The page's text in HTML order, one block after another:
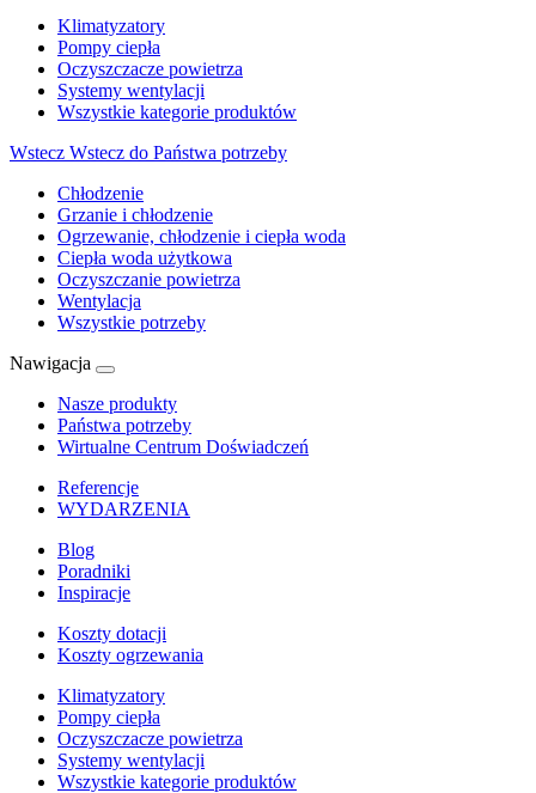
Klimatyzatory
Pompy ciepła
Oczyszczacze powietrza
Systemy wentylacji
Wszystkie kategorie produktów
Wstecz Wstecz do Państwa potrzeby
Chłodzenie
Grzanie i chłodzenie
Ogrzewanie, chłodzenie i ciepła woda
Ciepła woda użytkowa
Oczyszczanie powietrza
Wentylacja
Wszystkie potrzeby
Nawigacja
Nasze produkty
Państwa potrzeby
Wirtualne Centrum Doświadczeń
Referencje
WYDARZENIA
Blog
Poradniki
Inspiracje
Koszty dotacji
Koszty ogrzewania
Klimatyzatory
Pompy ciepła
Oczyszczacze powietrza
Systemy wentylacji
Wszystkie kategorie produktów